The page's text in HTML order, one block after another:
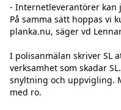
- Internetleverantörer kan
På samma sätt hoppas vi
planka.nu, säger vd
I polisanmälan skriver SL
verksamhet som skadar
snyltning och uppvigling.
med ro.